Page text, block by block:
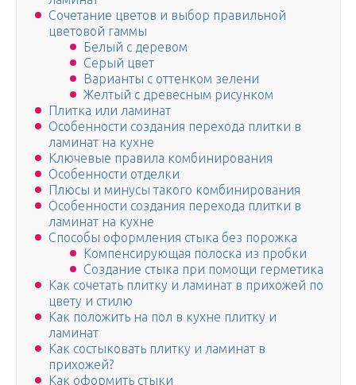
Сочетание цветов и выбор правильной
цветовой гаммы
Белый с деревом
Серый цвет
Варианты с оттенком зелени
Желтый с древесным рисунком
Плитка или ламинат
Особенности создания перехода плитки в
ламинат на кухне
Ключевые правила комбинирования
Особенности отделки
Плюсы и минусы такого комбинирования
Особенности создания перехода плитки в
ламинат на кухне
Способы оформления стыка без порожка
Компенсирующая полоска из пробки
Создание стыка при помощи герметика
Как сочетать плитку и ламинат в прихожей по
цвету и стилю
Как положить на пол в кухне плитку и
ламинат
Как состыковать плитку и ламинат в
прихожей?
Как оформить стыки